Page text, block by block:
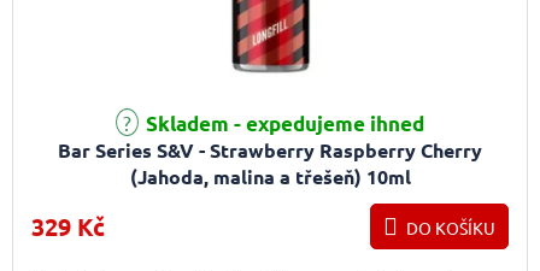
Bar Series S&V - Strawberry Raspberry Cherry
(Jahoda, malina a třešeň) 10ml
Skladem - expedujeme ihned
329 Kč DO KOŠÍKU